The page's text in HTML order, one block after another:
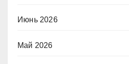
Июнь 2026
Май 2026